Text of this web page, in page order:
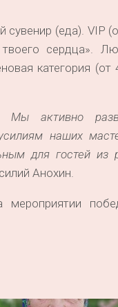
(еда). VIP
сердца».
категория (от
Мы активно
наших
для гостей из
Анохин.